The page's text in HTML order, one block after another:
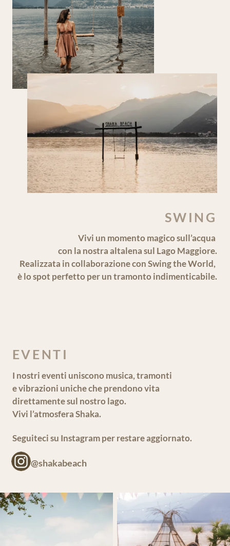
SWING
EVENTI
con la nostra altalena sul Lago Maggiore.
Realizzata in collaborazione con Swing the World,
è lo spot perfetto per un tramonto indimenticabile.
I nostri eventi uniscono musica, tramonti
e vibrazioni uniche che prendono vita